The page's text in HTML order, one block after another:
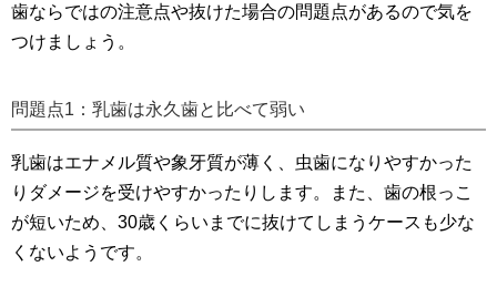
歯ならではの注意点や抜けた場合の問題点があるので気を
つけましょう。
問題点1：乳歯は永久歯と比べて弱い
乳歯はエナメル質や象牙質が薄く、虫歯になりやすかった
りダメージを受けやすかったりします。また、歯の根っこ
が短いため、30歳くらいまでに抜けてしまうケースも少な
くないようです。